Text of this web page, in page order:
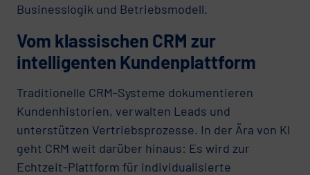
Businesslogik und Betriebsmodell.
Vom klassischen CRM zur
intelligenten Kundenplattform
Traditionelle CRM-Systeme dokumentieren
Kundenhistorien, verwalten Leads und
unterstützen Vertriebsprozesse. In der Ära von KI
geht CRM weit darüber hinaus: Es wird zur
Echtzeit-Plattform für individualisierte